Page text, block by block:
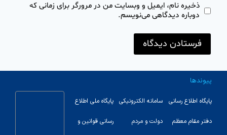
ذخیره نام، ایمیل و وبسایت من در مرورگر برای زمانی که
دوباره دیدگاهی می‌نویسم.
پیوندها
پایگاه اطلاع رسانی
دفتر مقام معظم
سامانه الکترونیکی
دولت و مردم
پایگاه ملی اطلاع
رسانی قوانین و